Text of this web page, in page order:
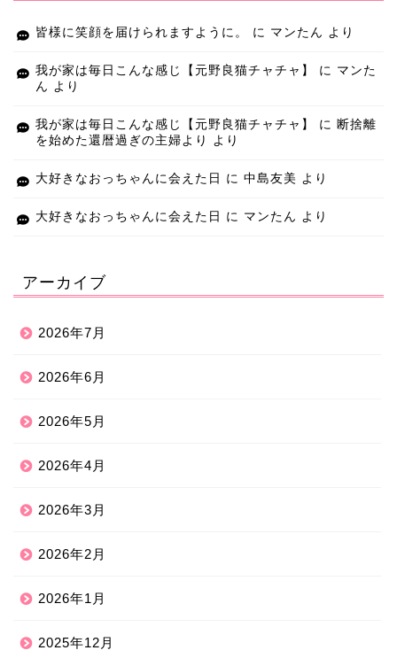
皆様に笑顔を届けられますように。 に マンたん より
我が家は毎日こんな感じ【元野良猫チャチャ】 に マンた
ん より
我が家は毎日こんな感じ【元野良猫チャチャ】 に 断捨離
を始めた還暦過ぎの主婦より
より
大好きなおっちゃんに会えた日 に 中島友美 より
大好きなおっちゃんに会えた日 に マンたん より
アーカイブ
2026年7月
2026年6月
2026年5月
2026年4月
2026年3月
2026年2月
2026年1月
2025年12月